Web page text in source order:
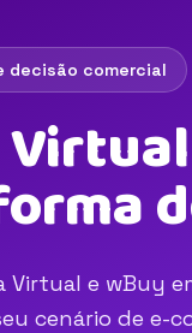
decisão comercial
Virtual e wBuy
cenário de e-